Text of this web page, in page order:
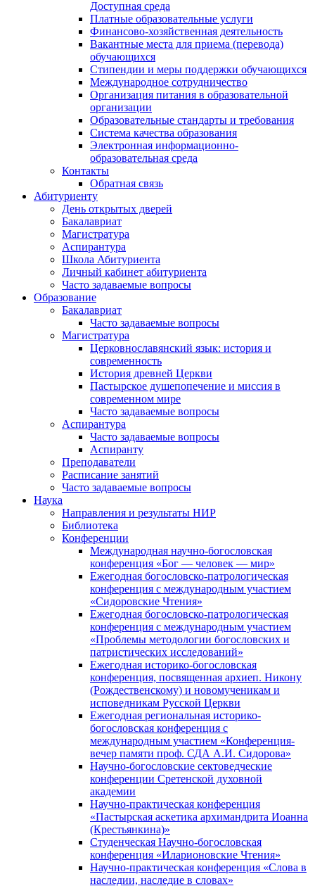
Доступная среда
Платные образовательные услуги
Финансово-хозяйственная деятельность
Вакантные места для приема (перевода)
обучающихся
Стипендии и меры поддержки обучающихся
Международное сотрудничество
Организация питания в образовательной
организации
Образовательные стандарты и требования
Система качества образования
Электронная информационно-
образовательная среда
Контакты
Обратная связь
Абитуриенту
День открытых дверей
Бакалавриат
Магистратура
Аспирантура
Школа Абитуриента
Личный кабинет абитуриента
Часто задаваемые вопросы
Образование
Бакалавриат
Часто задаваемые вопросы
Магистратура
Церковнославянский язык: история и
современность
История древней Церкви
Пастырское душепопечение и миссия в
современном мире
Часто задаваемые вопросы
Аспирантура
Часто задаваемые вопросы
Аспиранту
Преподаватели
Расписание занятий
Часто задаваемые вопросы
Наука
Направления и результаты НИР
Библиотека
Конференции
Международная научно-богословская
конференция «Бог — человек — мир»
Ежегодная богословско-патрологическая
конференция с международным участием
«Сидоровские Чтения»
Ежегодная богословско-патрологическая
конференция с международным участием
«Проблемы методологии богословских и
патристических исследований»
Ежегодная историко-богословская
конференция, посвященная архиеп. Никону
(Рождественскому) и новомученикам и
исповедникам Русской Церкви
Ежегодная региональная историко-
богословская конференция с
международным участием «Конференция-
вечер памяти проф. СДА А.И. Сидорова»
Научно-богословские сектоведческие
конференции Сретенской духовной
академии
Научно-практическая конференция
«Пастырская аскетика архимандрита Иоанна
(Крестьянкина)»
Студенческая Научно-богословская
конференция «Иларионовские Чтения»
Научно-практическая конференция «Cлова в
наследии, наследие в словах»